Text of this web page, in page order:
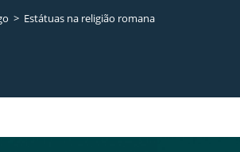
> Estátuas na religião romana